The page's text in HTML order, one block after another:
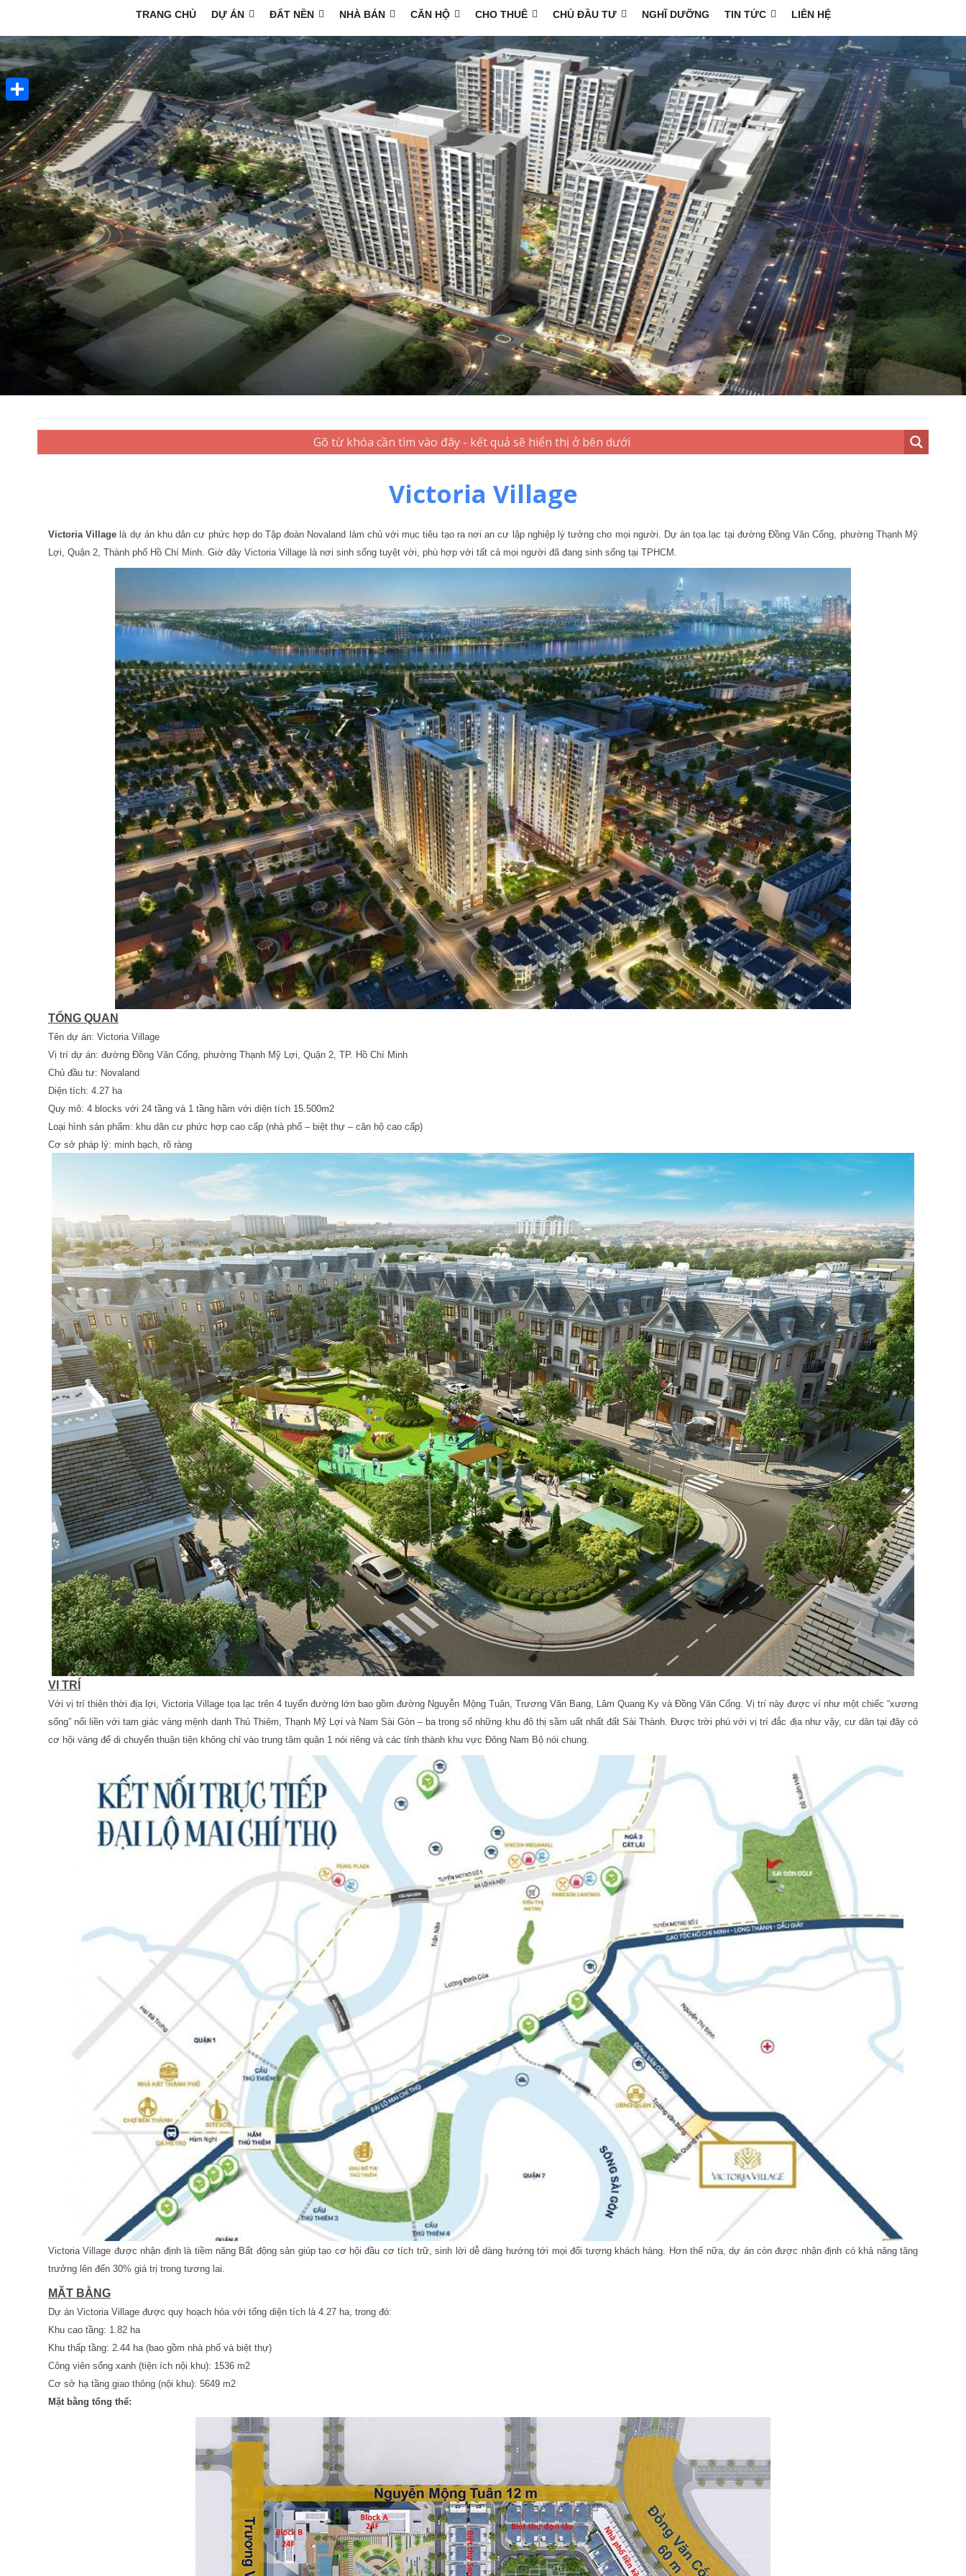
TRANG CHỦ DỰ ÁN ĐẤT NỀN NHÀ BÁN CĂN HỘ CHO THUÊ CHỦ ĐẦU TƯ NGHĨ DƯỠNG TIN TỨC LIÊN HỆ
Victoria Village
Victoria Village là dự án khu dân cư phức hợp do Tập đoàn Novaland làm chủ với mục tiêu tạo ra nơi an cư lập nghiệp lý tưởng cho mọi người. Dự án tọa lạc tại đường Đồng Văn Cống, phường Thạnh Mỹ
Lợi, Quận 2, Thành phố Hồ Chí Minh. Giờ đây Victoria Village là nơi sinh sống tuyệt vời, phù hợp với tất cả mọi người đã đang sinh sống tại TPHCM.
TỔNG QUAN
Tên dự án: Victoria Village
Vị trí dự án: đường Đồng Văn Cống, phường Thạnh Mỹ Lợi, Quận 2, TP. Hồ Chí Minh
Chủ đầu tư: Novaland
Diện tích: 4.27 ha
Quy mô: 4 blocks với 24 tầng và 1 tầng hầm với diện tích 15.500m2
Loại hình sản phẩm: khu dân cư phức hợp cao cấp (nhà phố – biệt thự – căn hộ cao cấp)
Cơ sở pháp lý: minh bạch, rõ ràng
VỊ TRÍ
Với vị trí thiên thời địa lợi, Victoria Village tọa lạc trên 4 tuyến đường lớn bao gồm đường Nguyễn Mộng Tuân, Trương Văn Bang, Lâm Quang Ky và Đồng Văn Cống. Vị trí này được ví như một chiếc “xương
sống” nối liền với tam giác vàng mệnh danh Thủ Thiêm, Thạnh Mỹ Lợi và Nam Sài Gòn – ba trong số những khu đô thị sầm uất nhất đất Sài Thành. Được trời phú với vị trí đắc địa như vậy, cư dân tại đây có
cơ hội vàng để di chuyển thuận tiện không chỉ vào trung tâm quận 1 nói riêng và các tỉnh thành khu vực Đông Nam Bộ nói chung.
Victoria Village được nhận định là tiềm năng Bất động sản giúp tạo cơ hội đầu cơ tích trữ, sinh lời dễ dàng hướng tới mọi đối tượng khách hàng. Hơn thế nữa, dự án còn được nhận định có khả năng tăng
trưởng lên đến 30% giá trị trong tương lai.
MẶT BẰNG
Dự án Victoria Village được quy hoạch hóa với tổng diện tích là 4.27 ha, trong đó:
Khu cao tầng: 1.82 ha
Khu thấp tầng: 2.44 ha (bao gồm nhà phố và biệt thự)
Công viên sống xanh (tiện ích nội khu): 1536 m2
Cơ sở hạ tầng giao thông (nội khu): 5649 m2
Mặt bằng tổng thể:
Share